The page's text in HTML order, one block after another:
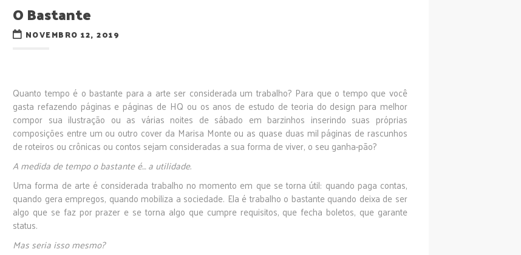
O Bastante
NOVEMBRO 12, 2019
Quanto tempo é o bastante para a arte ser considerada um trabalho? Para que o tempo que você
gasta refazendo páginas e páginas de HQ ou os anos de estudo de teoria do design para melhor
compor sua ilustração ou as várias noites de sábado em barzinhos inserindo suas próprias
composições entre um ou outro cover da Marisa Monte ou as quase duas mil páginas de rascunhos
de roteiros ou crônicas ou contos sejam consideradas a sua forma de viver, o seu ganha-pão?
A medida de tempo o bastante é… a utilidade.
Uma forma de arte é considerada trabalho no momento em que se torna útil: quando paga contas,
quando gera empregos, quando mobiliza a sociedade. Ela é trabalho o bastante quando deixa de ser
algo que se faz por prazer e se torna algo que cumpre requisitos, que fecha boletos, que garante
status.
Mas seria isso mesmo?